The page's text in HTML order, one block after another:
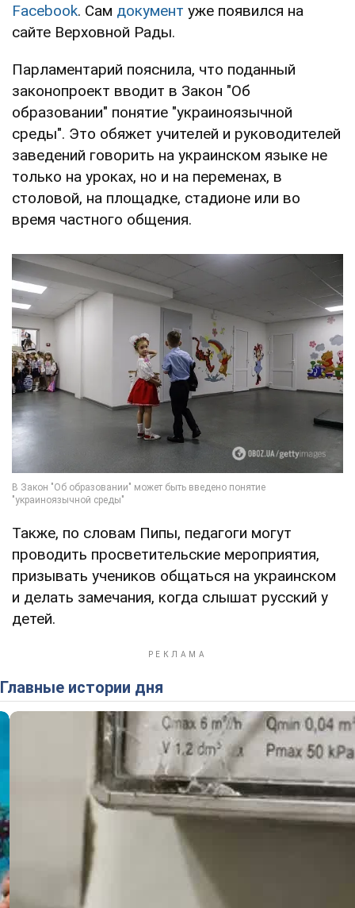
Facebook. Сам документ уже появился на
сайте Верховной Рады.
Парламентарий пояснила, что поданный
законопроект вводит в Закон "Об
образовании" понятие "украиноязычной
среды". Это обяжет учителей и руководителей
заведений говорить на украинском языке не
только на уроках, но и на переменах, в
столовой, на площадке, стадионе или во
время частного общения.
Также, по словам Пипы, педагоги могут
проводить просветительские мероприятия,
призывать учеников общаться на украинском
и делать замечания, когда слышат русский у
детей.
Главные истории дня